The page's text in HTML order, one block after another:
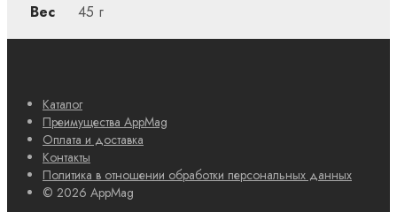
Вес 45 г
Каталог
Преимущества AppMag
Оплата и доставка
Контакты
Политика в отношении обработки персональных данных
© 2026 AppMag